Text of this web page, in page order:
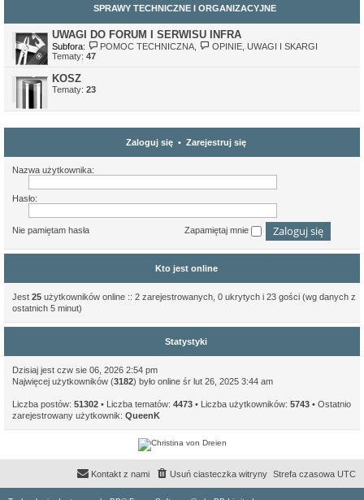
SPRAWY TECHNICZNE I ORGANIZACYJNE
UWAGI DO FORUM I SERWISU INFRA
Subfora: POMOC TECHNICZNA
OPINIE, UWAGI I SKARGI
Tematy: 47
KOSZ
Tematy: 23
Zaloguj się • Zarejestruj się
Nazwa użytkownika:
Hasło:
Nie pamiętam hasła Zapamiętaj mnie
Kto jest online
Jest 25 użytkowników online :: 2 zarejestrowanych, 0 ukrytych i 23 gości (wg danych z
ostatnich 5 minut)
Statystyki
Dzisiaj jest czw sie 06, 2026 2:54 pm
Najwięcej użytkowników (3182) było online śr lut 26, 2025 3:44 am
Liczba postów: 51302 • Liczba tematów: 4473 • Liczba użytkowników: 5743 • Ostatnio
zarejestrowany użytkownik: QueenK
Strefa czasowa UTC
Usuń ciasteczka witryny
Kontakt z nami